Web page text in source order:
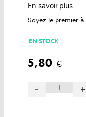
En savoir plus
Soyez le premier
EN STOCK
5,80 €
- +